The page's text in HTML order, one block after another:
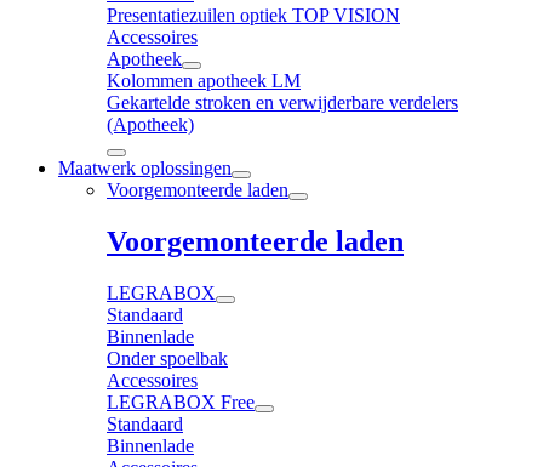
Presentatiezuilen optiek TOP VISION
Accessoires
Apotheek
Kolommen apotheek LM
Gekartelde stroken en verwijderbare verdelers
(Apotheek)
Maatwerk oplossingen
Voorgemonteerde laden
Voorgemonteerde laden
LEGRABOX
Standaard
Binnenlade
Onder spoelbak
Accessoires
LEGRABOX Free
Standaard
Binnenlade